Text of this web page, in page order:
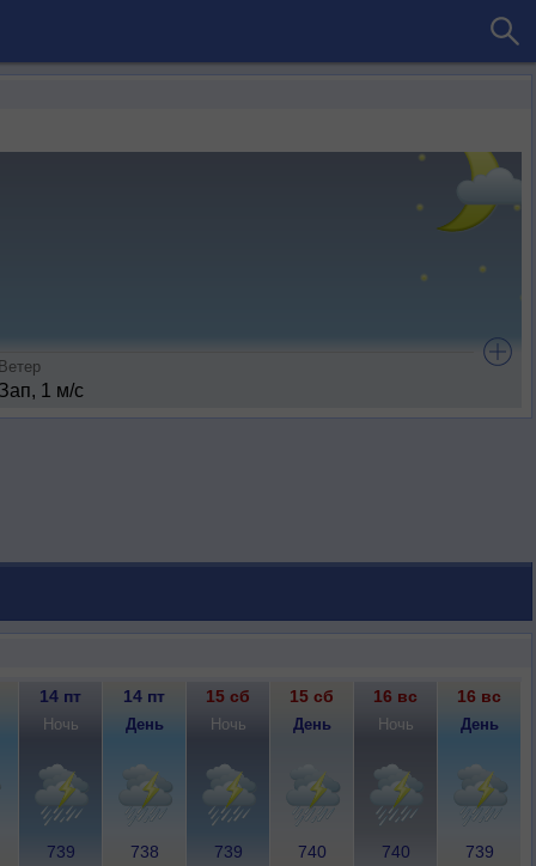
Ветер
Зап, 1 м/с
14 пт 14 пт 15 сб 15 сб 16 вс 16 вс
Ночь День Ночь День Ночь День
739 738 739 740 740 739